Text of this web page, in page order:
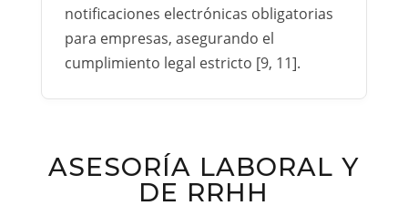
notificaciones electrónicas obligatorias
para empresas, asegurando el
cumplimiento legal estricto [9, 11].
ASESORÍA LABORAL Y
DE RRHH